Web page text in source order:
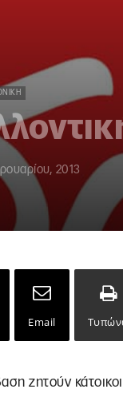
2013
Email
ζητούν